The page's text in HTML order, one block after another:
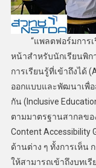
“แพลตฟอร์มการ
หน้าสำหรับนักเรียนพิก
การเรียนรู้ที่เข้าถึงได้
ออกแบบและพัฒนาเพื่อ
กัน (Inclusive
ตามมาตรฐานสากลของ
Content Accessibility
ด้านต่าง ๆ ทั้งการเห็น
ให้สามารถเข้าถึงบทเ